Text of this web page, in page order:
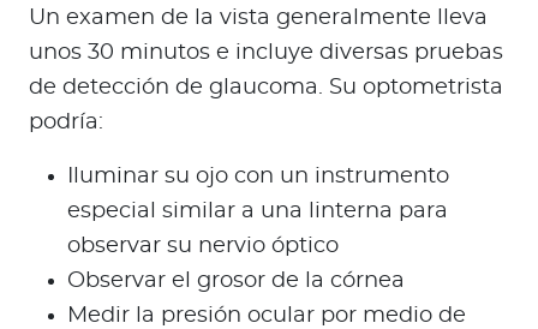
Un examen de la vista generalmente lleva
unos 30 minutos e incluye diversas pruebas
de detección de glaucoma. Su optometrista
podría:
Iluminar su ojo con un instrumento
especial similar a una linterna para
observar su nervio óptico
Observar el grosor de la córnea
Medir la presión ocular por medio de